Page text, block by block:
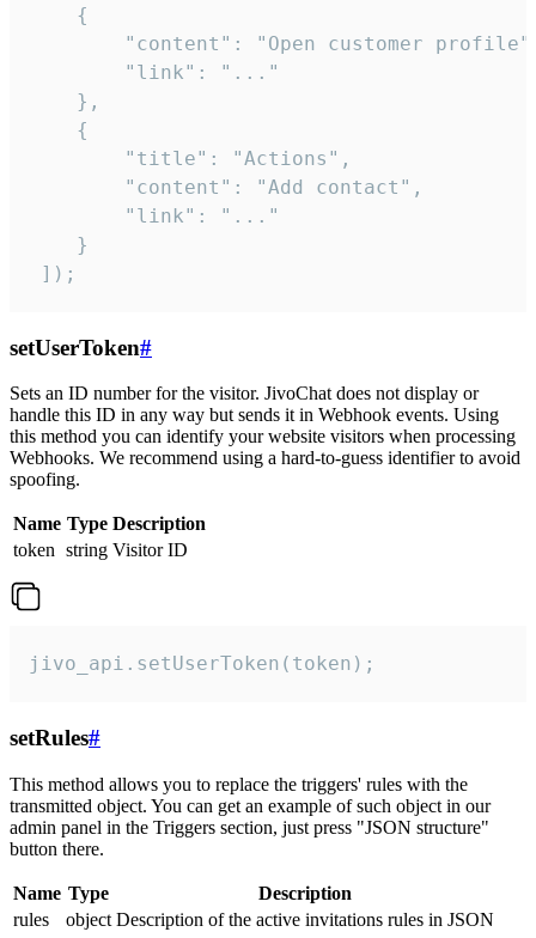
    {
"content": "Open customer
        "link": "..."
    },
    {
        "title": "Actions",
        "content": "Add contact",
        "link": "..."
    }
]);
setUserToken#
Sets an ID number for the visitor. JivoChat does not display or
handle this ID in any way but sends it in Webhook events. Using
this method you can identify your website visitors when processing
Webhooks. We recommend using a hard-to-guess identifier to avoid
spoofing.
Name Type Description
token string Visitor ID
jivo_api.setUserToken(token);
setRules#
This method allows you to replace the triggers' rules with the
transmitted object. You can get an example of such object in our
admin panel in the Triggers section, just press "JSON structure"
button there.
Name Type
Description
rules
object Description of the active invitations rules in JSON